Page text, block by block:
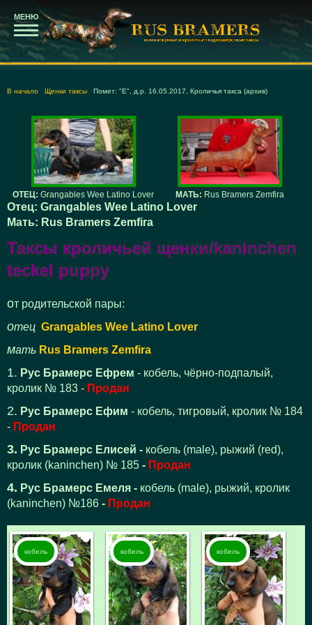
МЕНЮ
В начало Щенки таксы Помет: "Е", д.р. 16.05.2017, Кроличья такса (архив)
ОТЕЦ: Grangables Wee Latino Lover МАТЬ: Rus Bramers Zemfira
Отец: Grangables Wee Latino Lover
Мать: Rus Bramers Zemfira
Таксы кроличьей щенки/kaninchen
teckel puppy
от родительской пары:
отец Grangables Wee Latino Lover
мать Rus Bramers Zemfira
Рус Брамерс Ефрем - кобель, чёрно-подпалый,
кролик № 183 - Продан
Рус Брамерс Ефим - кобель, тигровый, кролик № 184
- Продан
3. Рус Брамерс Елисей - кобель (male), рыжий (red),
кролик (kaninchen) № 185 - Продан
4. Рус Брамерс Емеля - кобель (male), рыжий, кролик
(kaninchen) №186 - Продан